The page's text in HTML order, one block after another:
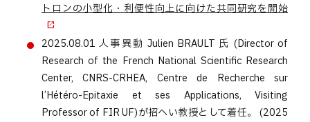
トロンの小型化・利便性向上に向けた共同研究を開始
2025.08.01 人事異動 Julien BRAULT 氏 (Director of
Research of the French National Scientific Research
Center, CNRS-CRHEA, Centre de Recherche sur
l’Hétéro-Epitaxie et ses Applications, Visiting
Professor of FIR UF)が招へい教授として着任。 (2025